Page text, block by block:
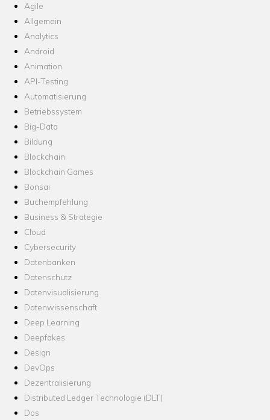
Agile
Allgemein
Analytics
Android
Animation
API-Testing
Automatisierung
Betriebssystem
Big-Data
Bildung
Blockchain
Blockchain Games
Bonsai
Buchempfehlung
Business & Strategie
Cloud
Cybersecurity
Datenbanken
Datenschutz
Datenvisualisierung
Datenwissenschaft
Deep Learning
Deepfakes
Design
DevOps
Dezentralisierung
Distributed Ledger Technologie (DLT)
Dos